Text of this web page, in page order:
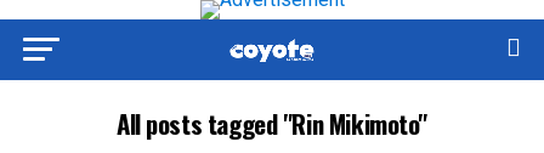
All posts tagged "Rin Mikimoto"